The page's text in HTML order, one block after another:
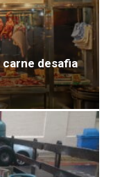
carne desafia